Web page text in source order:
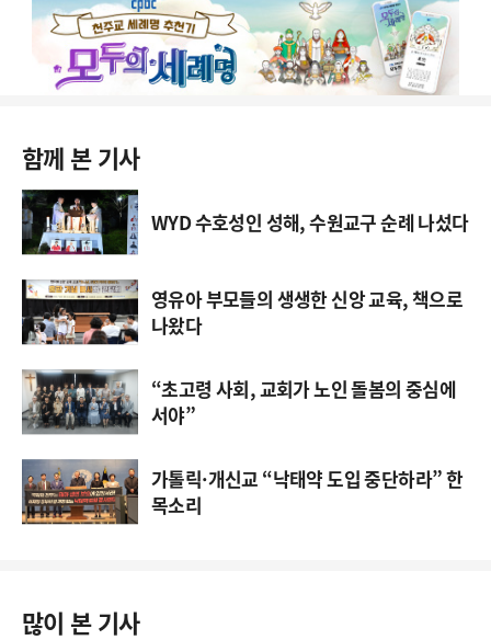
함께 본 기사
WYD 수호성인 성해, 수원교구 순례 나섰다
영유아 부모들의 생생한 신앙 교육, 책으로
나왔다
“초고령 사회, 교회가 노인 돌봄의 중심에
서야”
가톨릭·개신교 “낙태약 도입 중단하라” 한
목소리
많이 본 기사